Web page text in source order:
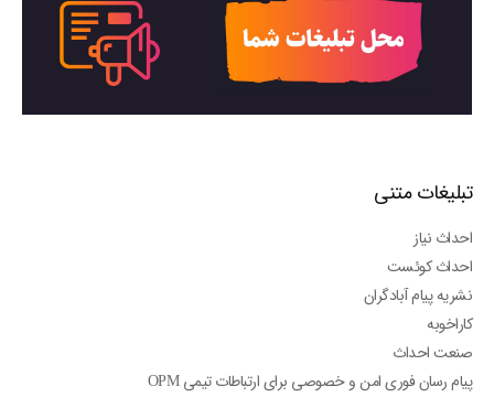
تبلیغات متنی
احداث نیاز
احداث کوئست
نشریه پیام آبادگران
کاراخوبه
صنعت احداث
پیام رسان فوری امن و خصوصی برای ارتباطات تیمی OPM